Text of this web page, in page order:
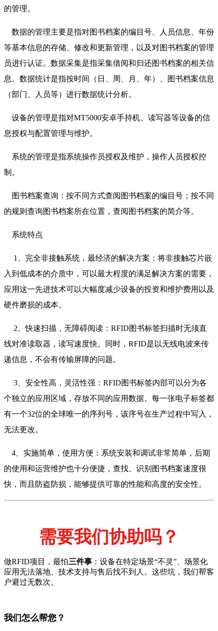
的管理。
数据的管理主要是指对图书档案的编目号、人员信息、年份
等基本信息的存储、修改和更新管理，以及对图书档案的管理
员进行认证。数据采集是指采集借阅和归还图书档案的相关信
息。数据统计是指按时间（日、周、月、年）、图书档案信息
（部门、人员等）进行数据统计分析。
设备的管理是指对MT5000安卓手持机、读写器等设备的信
息授权与配置管理与维护。
系统的管理是指系统操作员授权及维护，操作人员授权控
制。
图书档案查询：按不同方式查阅图书档案的编目号；按不同
的规则查询图书档案所在位置，查阅图书档案的简介等。
系统特点
1、完全非接触系统，最经济的解决方案：将非接触芯片嵌
入到低成本的介质中，可以最大程度的满足解决方案的需要，
应用这一先进技术可以大幅度减少设备的投资和维护费用以及
硬件磨损的成本。
2、快速扫描，无障碍阅读：RFID图书标签扫描时无须直
线对准读取器，读写速度快。同时，RFID是以无线电波来传
递信息，不会有传输屏障的问题。
3、安全性高，灵活性强：RFID图书标签内部可以分为各
个独立的应用区域，存放不同的应用数据。每一张电子标签都
有一个32位的全球唯一的序列号，该序号在生产过程中写入，
无法更改。
4、实施简单，使用方便：系统安装和调试非常简单，后期
的使用和运营维护也十分便捷，查找、识别图书档案速度很
快，而且防盗防损，能够提供可靠的性能和高度的安全性。
需要我们协助吗？
做RFID项目，最怕三件事 ：设备在特定场景“不灵”、场景化
应用无法落地、技术支持与售后找不到人。这些坑，我们帮客
户避过无数次。
我们怎么帮您？